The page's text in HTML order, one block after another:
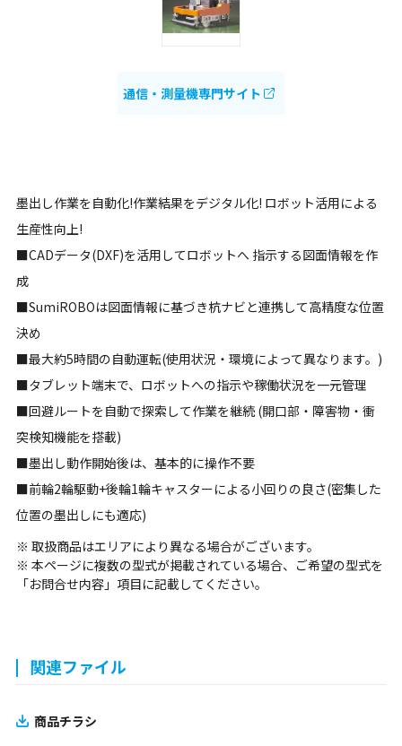
通信・測量機専門サイト
墨出し作業を自動化!作業結果をデジタル化! ロボット活用による
生産性向上!
■CADデータ(DXF)を活用してロボットへ 指示する図面情報を作
成
■SumiROBOは図面情報に基づき杭ナビと連携して高精度な位置
決め
■最大約5時間の自動運転(使用状況・環境によって異なります。)
■タブレット端末で、ロボットへの指示や稼働状況を一元管理
■回避ルートを自動で探索して作業を継続 (開口部・障害物・衝
突検知機能を搭載)
■墨出し動作開始後は、基本的に操作不要
■前輪2輪駆動+後輪1輪キャスターによる小回りの良さ(密集した
位置の墨出しにも適応)
※ 取扱商品はエリアにより異なる場合がございます。
※ 本ページに複数の型式が掲載されている場合、ご希望の型式を
「お問合せ内容」項目に記載してください。
関連ファイル
商品チラシ